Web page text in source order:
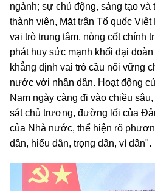
ngành; sự chủ động, sáng tạo
thành viên, Mặt trận Tổ quốc
vai trò trung tâm, nòng cốt chính
phát huy sức mạnh khối đại
khẳng định vai trò cầu nối vững
nước với nhân dân. Hoạt động
Nam ngày càng đi vào chiều
sát chủ trương, đường lối của
của Nhà nước, thể hiện rõ
dân, hiểu dân, trọng dân, vì dân".